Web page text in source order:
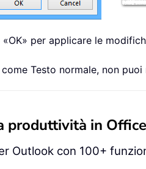
per applicare le
Testo normale, non
produttività in Office
Outlook con 100+